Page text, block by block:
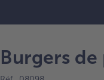
Burgers